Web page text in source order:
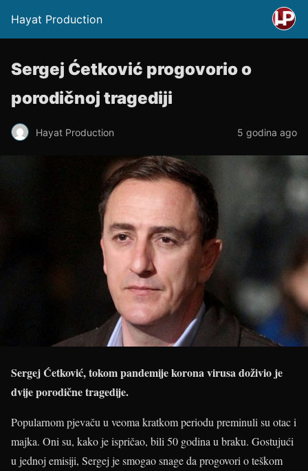
Hayat Production
Sergej Ćetković progovorio o
porodičnoj tragediji
Hayat Production 5 godina ago
Sergej Ćetković, tokom pandemije korona virusa doživio je
dvije porodične tragedije.
Popularnom pjevaču u veoma kratkom periodu preminuli su otac i
majka. Oni su, kako je ispričao, bili 50 godina u braku. Gostujući
u jednoj emisiji, Sergej je smogao snage da progovori o teškom